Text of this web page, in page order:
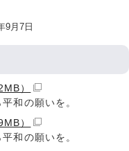
月7日
）
和の願いを。
）
和の願いを。